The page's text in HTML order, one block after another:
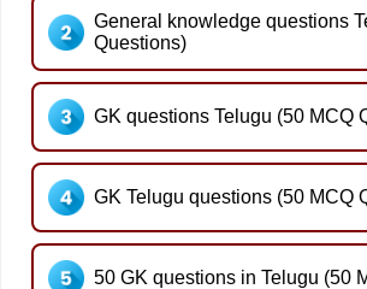
General knowledge questions
Questions)
GK questions Telugu (50 MCQ
GK Telugu questions (50 MCQ
50 GK questions in Telugu (50